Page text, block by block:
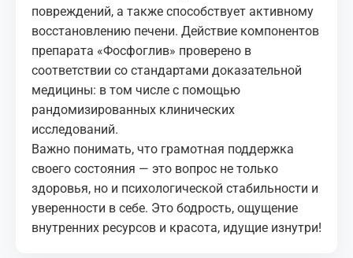
повреждений, а также способствует активному
восстановлению печени. Действие компонентов
препарата «Фосфоглив» проверено в
соответствии со стандартами доказательной
медицины: в том числе с помощью
рандомизированных клинических
исследований.
Важно понимать, что грамотная поддержка
своего состояния — это вопрос не только
здоровья, но и психологической стабильности и
уверенности в себе. Это бодрость, ощущение
внутренних ресурсов и красота, идущие изнутри!